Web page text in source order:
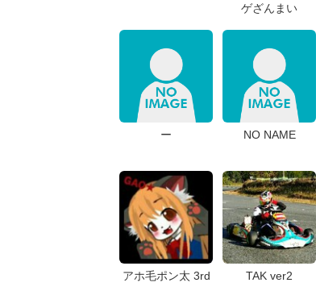
ゲざんまい
ー NO NAME
アホ毛ポン太 3rd TAK ver2